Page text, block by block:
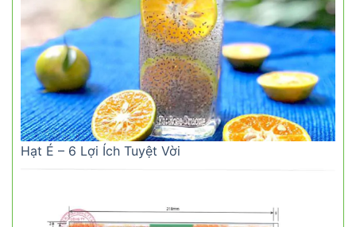
Hạt É – 6 Lợi Ích Tuyệt Vời